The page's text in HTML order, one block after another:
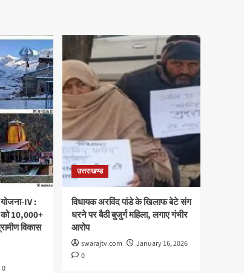
IV :
को 10,000+
विकास
0
उत्तराखण्ड
विधायक अरविंद पांडे के खिलाफ बेटे संग
धरने पर बैठी बुजुर्ग महिला, लगाए गंभीर
आरोप
swarajtv.com
January 16, 2026
0